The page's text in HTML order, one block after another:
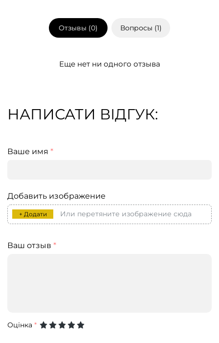
Отзывы (0) Вопросы (1)
Еще нет ни одного отзыва
НАПИСАТИ ВІДГУК:
Ваше имя *
Добавить изображение
+ Додати Или перетяните изображение сюда
Ваш отзыв *
Оцінка *